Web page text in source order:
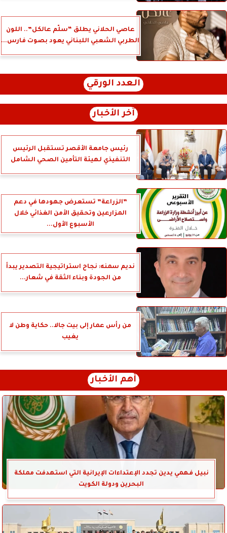
عاصي الحلاني يطلق “سلّم عالكل”.. اللون
الطربي الشعبي اللبناني يعود بصوت فارس...
العدد الورقي
آخر الأخبار
رئيس جامعة الأقصر تستقبل الرئيس
التنفيذي لهيئة التأمين الصحي الشامل
”الزراعة” تستعرض جهودها في دعم
المزارعين وتحقيق الأمن الغذائي خلال
الأسبوع الأول...
نديم سمنه: نجاح استراتيجية التصدير يبدأ
من الجودة وبناء الثقة في شعار...
من رأس عمار إلى بيت جالا.. حكاية وطن لا
يغيب
أهم الأخبار
نبيل فهمي يدين تجدد الإعتداءات الإيرانية التي استهدفت مملكة
البحرين ودولة الكويت